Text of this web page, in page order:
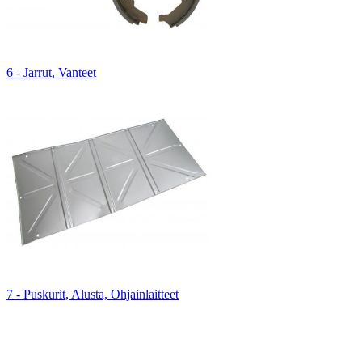
6 - Jarrut, Vanteet
7 - Puskurit, Alusta, Ohjainlaitteet